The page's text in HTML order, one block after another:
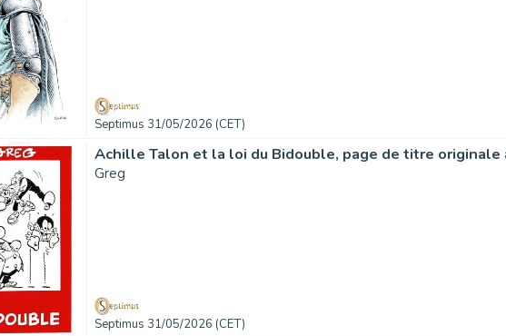
Septimus 31/05/2026 (CET)
Achille Talon et la loi du Bidouble, page de titre originale
Greg
Septimus 31/05/2026 (CET)